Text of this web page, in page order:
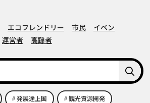
エコフレンドリー 市民
イベン
運営者 高齢者
発展途上国 観光資源開発